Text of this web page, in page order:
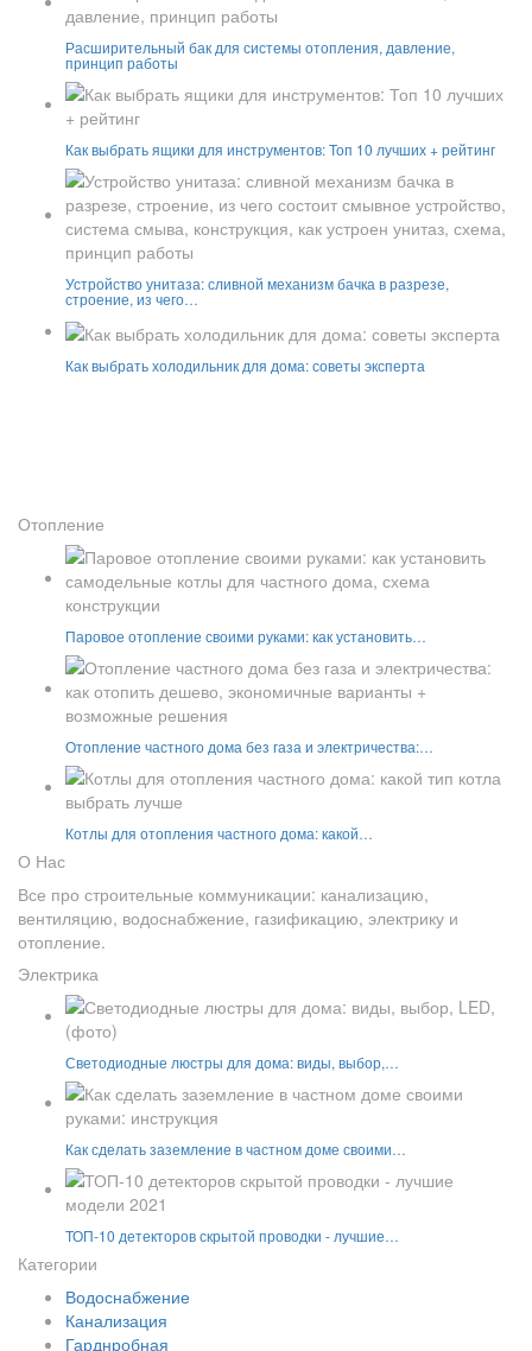
Расширительный бак для системы отопления, давление,
принцип работы
Как выбрать ящики для инструментов: Топ 10 лучших + рейтинг
Устройство унитаза: сливной механизм бачка в разрезе,
строение, из чего…
Как выбрать холодильник для дома: советы эксперта
Отопление
Паровое отопление своими руками: как установить…
Отопление частного дома без газа и электричества:…
Котлы для отопления частного дома: какой…
О Нас
Все про строительные коммуникации: канализацию,
вентиляцию, водоснабжение, газификацию, электрику и
отопление.
Электрика
Светодиодные люстры для дома: виды, выбор,…
Как сделать заземление в частном доме своими…
ТОП-10 детекторов скрытой проводки - лучшие…
Категории
Водоснабжение
Канализация
Гарднробная